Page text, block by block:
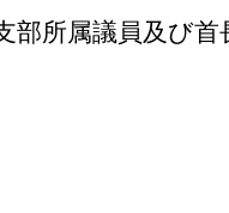
部所属議員及び